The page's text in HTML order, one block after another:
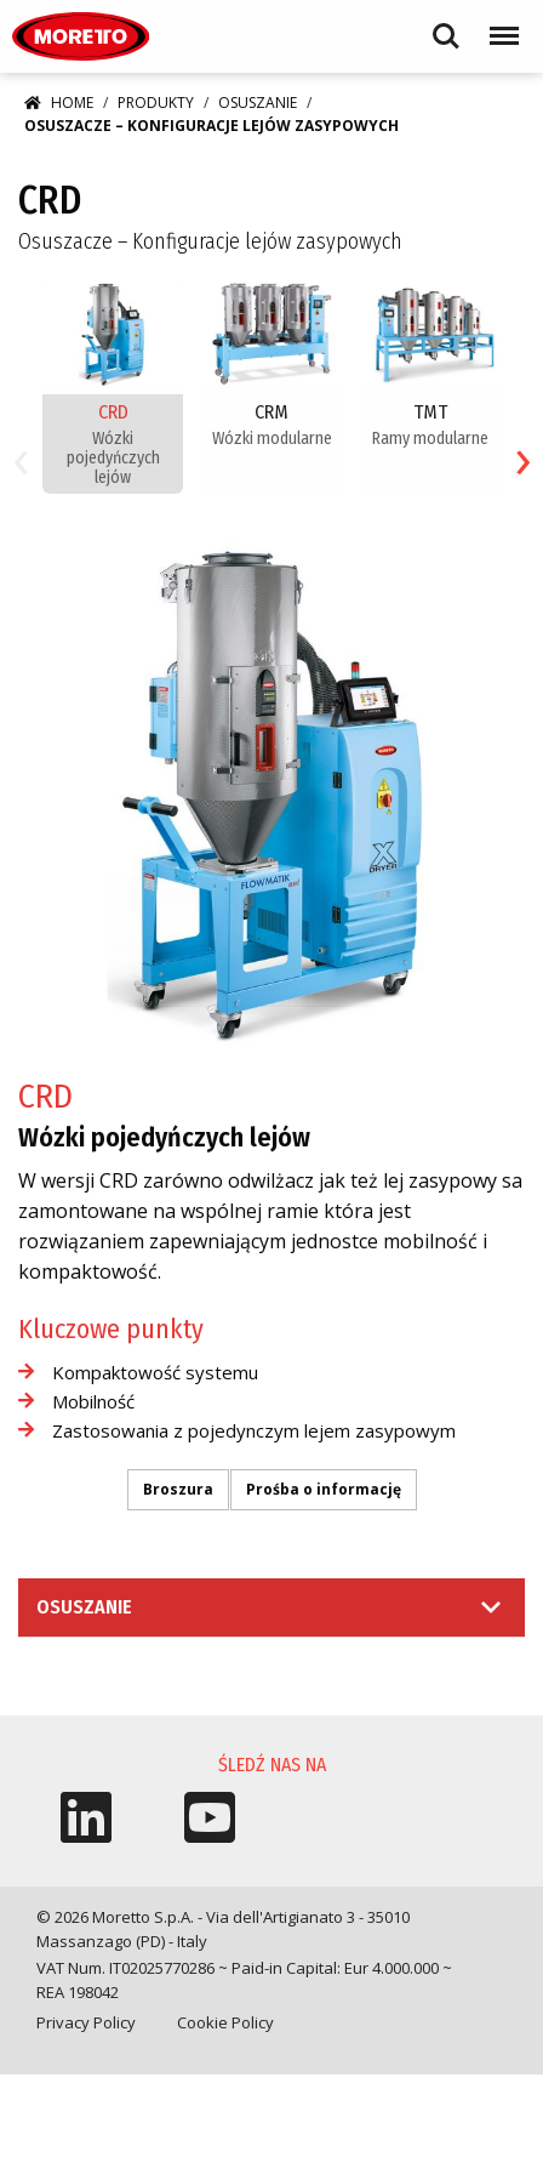
Search Menu
HOME PRODUKTY
OSUSZANIE
OSUSZACZE – KONFIGURACJE LEJÓW ZASYPOWYCH
CRD
Osuszacze – Konfiguracje lejów zasypowych
CRD
Wózki
pojedyńczych
lejów
CRM
Wózki modularne
TMT
Ramy modularne ›
CRD
Wózki pojedyńczych lejów
W wersji CRD zarówno odwilżacz jak też lej zasypowy sa
zamontowane na wspólnej ramie która jest
rozwiązaniem zapewniającym jednostce mobilność i
kompaktowość.
Kluczowe punkty
Kompaktowość systemu
Mobilność
Zastosowania z pojedynczym lejem zasypowym
Broszura Prośba o informację
OSUSZANIE
ŚLEDŹ NAS NA
© 2026 Moretto S.p.A. - Via dell'Artigianato 3 - 35010
Massanzago (PD) - Italy
VAT Num. IT02025770286 ~ Paid-in Capital: Eur 4.000.000 ~
REA 198042
Privacy Policy
Cookie Policy